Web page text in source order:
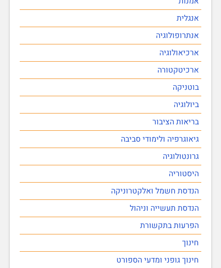
אנגלית
אנתרופולוגיה
ארכיאולוגיה
ארכיטקטורה
בוטניקה
ביולוגיה
בריאות הציבור
גיאוגרפיה ולימודי סביבה
גרונטולוגיה
היסטוריה
הנדסת חשמל ואלקטרוניקה
הנדסת תעשייה וניהול
הפרעות בתקשורת
חינוך
חינוך גופני ומדעי הספורט